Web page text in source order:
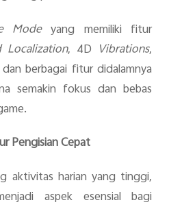
Modeyang memiliki fitur
Localization, 4D Vibrations,
berbagai fitur didalamnya
semakin fokus dan bebas
Pengisian Cepat
aktivitas harian yang tinggi,
aspek esensial bagi